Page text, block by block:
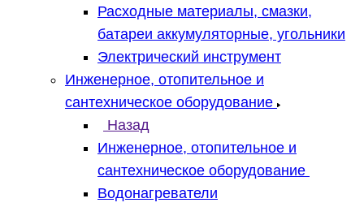
Расходные материалы, смазки,
батареи аккумуляторные, угольники
Электрический инструмент
Инженерное, отопительное и
сантехническое оборудование
Назад
Инженерное, отопительное и
сантехническое оборудование
Водонагреватели